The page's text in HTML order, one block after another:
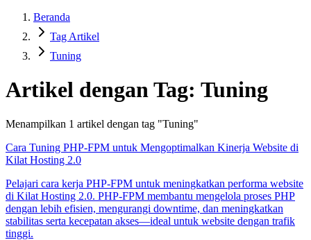
Beranda
Tag Artikel
Tuning
Artikel dengan Tag: Tuning
Menampilkan 1 artikel dengan tag "Tuning"
Cara Tuning PHP-FPM untuk Mengoptimalkan Kinerja Website di
Kilat Hosting 2.0
Pelajari cara kerja PHP-FPM untuk meningkatkan performa website
di Kilat Hosting 2.0. PHP-FPM membantu mengelola proses PHP
dengan lebih efisien, mengurangi downtime, dan meningkatkan
stabilitas serta kecepatan akses—ideal untuk website dengan trafik
tinggi.